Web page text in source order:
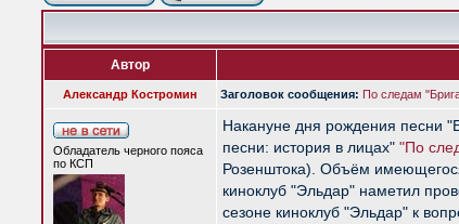
Автор
Александр Костромин Заголовок сообщения: По следам
Обладатель черного пояса
по КСП
Накануне дня рождения песни
песни: история в лицах" "По
Розенштока). Объём
киноклуб "Эльдар" наметил
сезоне киноклуб "Эльдар" к